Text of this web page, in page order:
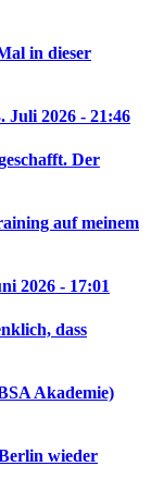
in dieser
Juli 2026 - 21:46
Der
auf meinem
2026 - 17:01
dass
Akademie)
wieder